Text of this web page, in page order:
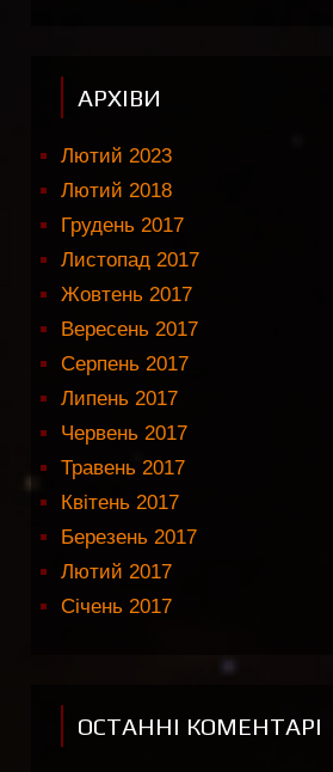
АРХІВИ
Лютий 2023
Лютий 2018
Грудень 2017
Листопад 2017
Жовтень 2017
Вересень 2017
Серпень 2017
Липень 2017
Червень 2017
Травень 2017
Квітень 2017
Березень 2017
Лютий 2017
Січень 2017
ОСТАННІ КОМЕНТАРІ